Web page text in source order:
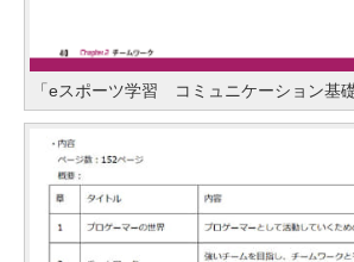
「eスポーツ学習 コミュニケーション基